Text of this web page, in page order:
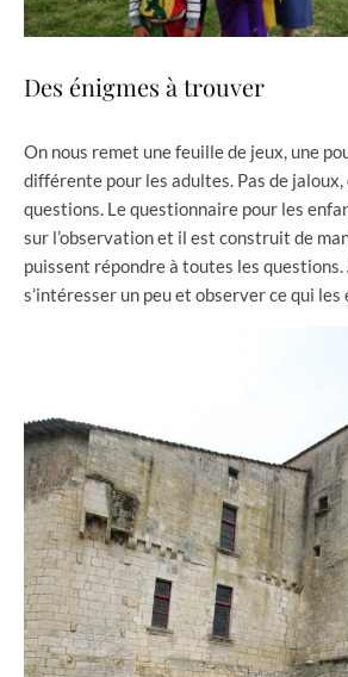
Des énigmes à trouver
On nous remet une feuille de jeux, une
différente pour les adultes. Pas de jaloux,
questions. Le questionnaire pour les
sur l’observation et il est construit de
puissent répondre à toutes les
s’intéresser un peu et observer ce qui les